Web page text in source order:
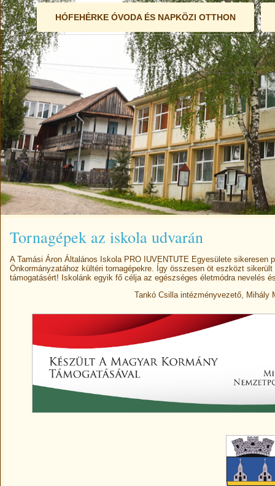
HÓFEHÉRKE ÓVODA ÉS NAPKÖZI OTTHON
Tornagépek az iskola udvarán
A Tamási Áron Általános Iskola PRO IUVENTUTE Egyesülete sikeresen
Önkormányzatához kültéri tornagépekre. Így összesen öt eszközt
támogatásért! Iskolánk egyik fő célja az egészséges életmódra nevelés
Tankó Csilla intézményvezető, Mihály